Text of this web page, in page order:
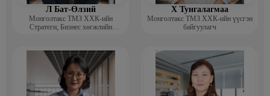
Л Бат-Өлзий
Монголтакс ТМЗ ХХК-ийн
Стратеги, Бизнес хөгжлийн
Х Тунгалагмаа
Монголтакс ТМЗ ХХК-ийн үүсгэн
байгуулагч